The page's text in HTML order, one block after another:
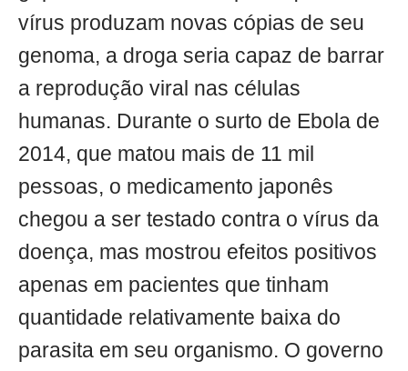
vírus produzam novas cópias de seu
genoma, a droga seria capaz de barrar
a reprodução viral nas células
humanas. Durante o surto de Ebola de
2014, que matou mais de 11 mil
pessoas, o medicamento japonês
chegou a ser testado contra o vírus da
doença, mas mostrou efeitos positivos
apenas em pacientes que tinham
quantidade relativamente baixa do
parasita em seu organismo. O governo